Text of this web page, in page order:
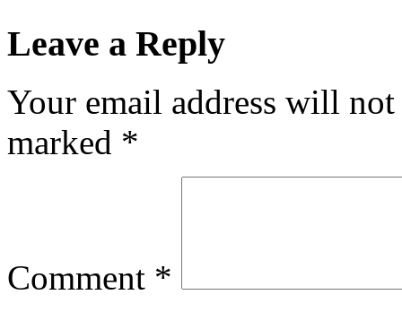
Leave a Reply
Your email address will
marked *
Comment *